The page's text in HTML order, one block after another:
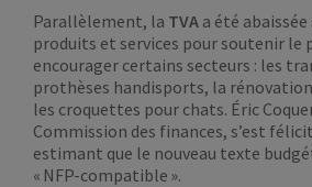
Parallèlement, la TVA a été
produits et services pour soutenir le
encourager certains secteurs : les
prothèses handisports, la
les croquettes pour chats. Éric
Commission des finances, s’est
estimant que le nouveau texte
« NFP-compatible ».